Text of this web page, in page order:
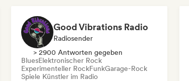
Good Vibrations Radio
Radiosender
> 2900 Antworten gegeben
BluesElektronischer Rock
Experimenteller RockFunkGarage-Rock
Spiele Künstler im Radio